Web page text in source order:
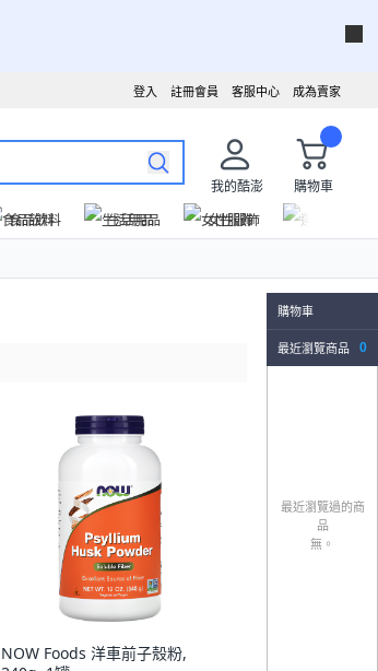
成為賣家
客服中心
註冊會員
登入
我的酷澎
購物車
食品飲料 生活用品 女性服飾
購物車
最近瀏覽商品 0
最近瀏覽過的商
品
無。
NOW Foods 洋車前子殼粉,